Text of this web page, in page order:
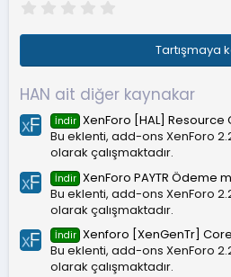
0
l
d
ı
z
Tartışmaya
HAN ait diğer kaynakar
İndir XenForo [HAL] Resource
Bu eklenti, add-ons XenForo
olarak çalışmaktadır.
İndir XenForo PAYTR Ödeme
Bu eklenti, add-ons XenForo
olarak çalışmaktadır.
İndir Xenforo [XenGenTr] Core
Bu eklenti, add-ons XenForo
olarak çalışmaktadır.